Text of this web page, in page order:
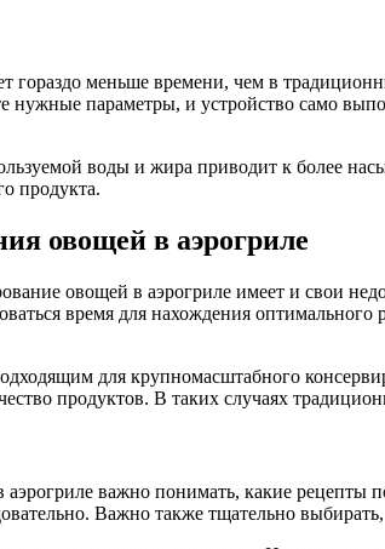
гораздо меньше времени, чем в
нужные параметры, и устройство само
воды и жира приводит к более
продукта.
овощей в аэрогриле
овощей в аэрогриле имеет и свои
время для нахождения
для крупномасштабного
продуктов. В таких случаях
важно понимать, какие
Важно также тщательно